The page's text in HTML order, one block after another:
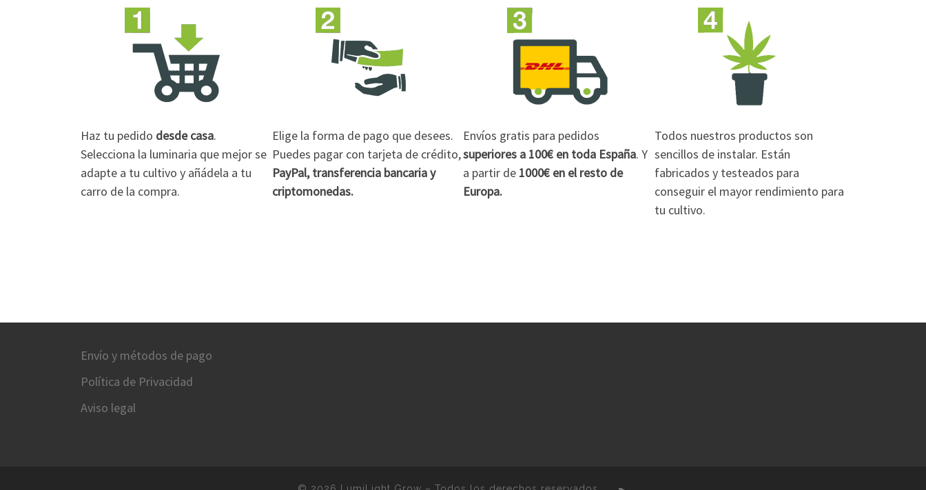
Haz tu pedido desde casa.
Selecciona la luminaria que mejor se
adapte a tu cultivo y añádela a tu
carro de la compra.
Elige la forma de pago que desees.
Puedes pagar con tarjeta de crédito,
PayPal, transferencia bancaria y
criptomonedas.
Envíos gratis para pedidos
superiores a 100€ en toda España. Y
a partir de 1000€ en el resto de
Europa.
Todos nuestros productos son
sencillos de instalar. Están
fabricados y testeados para
conseguir el mayor rendimiento para
tu cultivo.
Envío y métodos de pago
Política de Privacidad
Aviso legal